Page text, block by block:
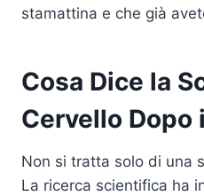
stamattina e che già
Cosa Dice la
Cervello Dopo
Non si tratta solo di una
La ricerca scientifica ha